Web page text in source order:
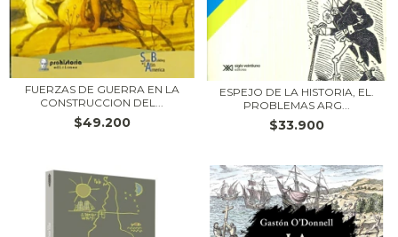
FUERZAS DE GUERRA EN LA
CONSTRUCCION DEL...
$49.200
ESPEJO DE LA HISTORIA, EL.
PROBLEMAS ARG...
$33.900